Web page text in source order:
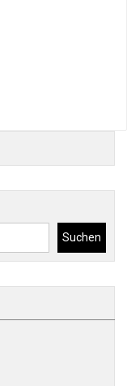
Suchen